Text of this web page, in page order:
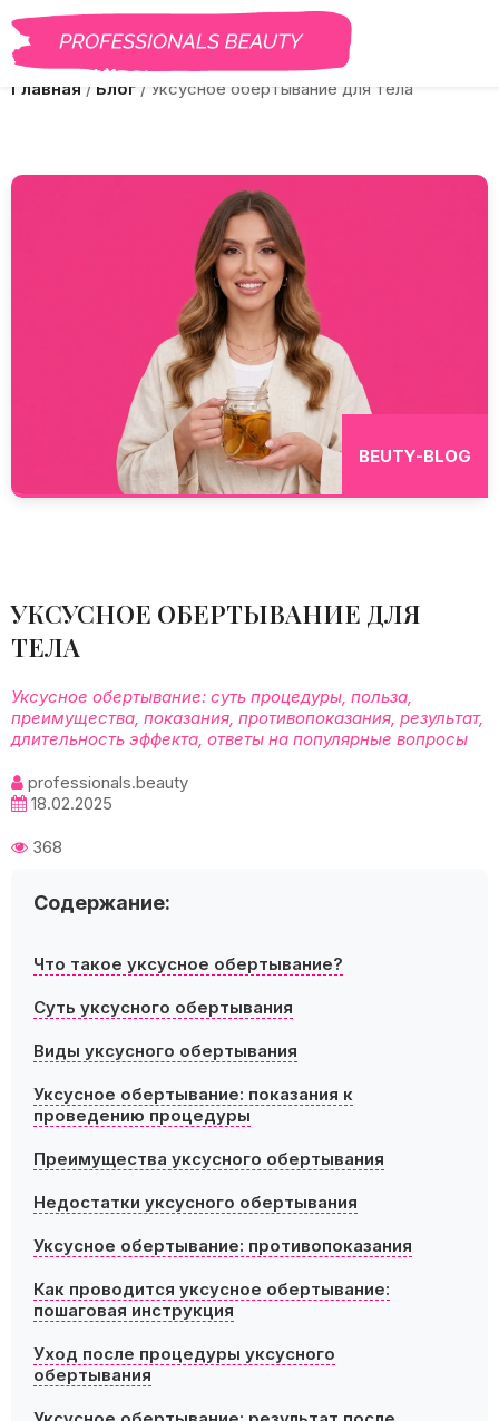
BEAUTY PRO САЛОНЫ ВАКАНСИИ КУРСЫ
Главная / Блог / Уксусное обертывание для тела
BEUTY-BLOG
УКСУСНОЕ ОБЕРТЫВАНИЕ ДЛЯ
ТЕЛА
Уксусное обертывание: суть процедуры, польза,
преимущества, показания, противопоказания, результат,
длительность эффекта, ответы на популярные вопросы
professionals.beauty
18.02.2025
368
Содержание:
Что такое уксусное обертывание?
Суть уксусного обертывания
Виды уксусного обертывания
Уксусное обертывание: показания к
проведению процедуры
Преимущества уксусного обертывания
Недостатки уксусного обертывания
Уксусное обертывание: противопоказания
Как проводится уксусное обертывание:
пошаговая инструкция
Уход после процедуры уксусного
обертывания